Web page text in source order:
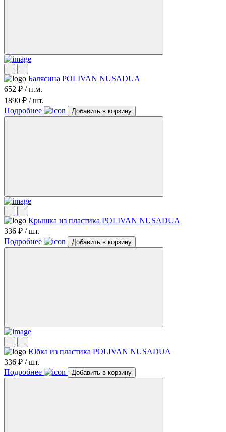
Балясина POLIVAN NUSADUA
652 ₽ / п.м.
1890 ₽ / шт.
Подробнее
Добавить в корзину
Крышка из пластика POLIVAN NUSADUA
336 ₽ / шт.
Подробнее
Добавить в корзину
Юбка из пластика POLIVAN NUSADUA
336 ₽ / шт.
Подробнее
Добавить в корзину